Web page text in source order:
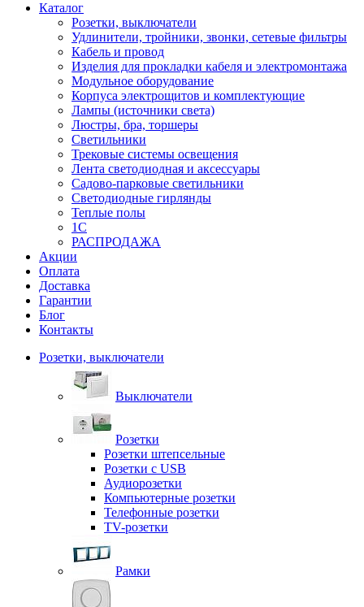
Каталог
Розетки, выключатели
Удлинители, тройники, звонки, сетевые фильтры
Кабель и провод
Изделия для прокладки кабеля и электромонтажа
Модульное оборудование
Корпуса электрощитов и комплектующие
Лампы (источники света)
Люстры, бра, торшеры
Светильники
Трековые системы освещения
Лента светодиодная и аксессуары
Садово-парковые светильники
Светодиодные гирлянды
Теплые полы
1С
РАСПРОДАЖА
Акции
Оплата
Доставка
Гарантии
Блог
Контакты
Розетки, выключатели
Выключатели
Розетки
Розетки штепсельные
Розетки с USB
Аудиорозетки
Компьютерные розетки
Телефонные розетки
TV-розетки
Рамки